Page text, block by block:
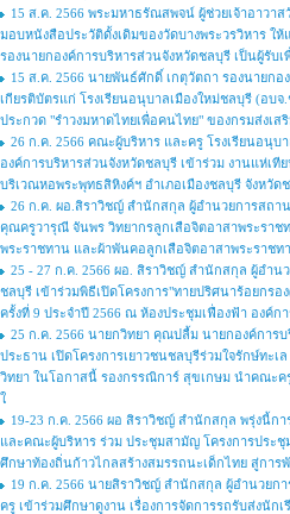
15 ส.ค. 2566 พระมหาธรัณสพจน์ ผู้ช่วยเจ้าอาวา
มอบหนังสือประวัติดั้งเดิมของวัดบางพระวรวิหาร ใ
รองนายกองค์การบริหารส่วนจังหวัดชลบุรี เป็นผู้รับ
15 ส.ค. 2566 นายพันธ์ศักดิ์ เกตุวัตถา รองนายก
เกียรติบัตรแก่ โรงเรียนอนุบาลเมืองใหม่ชลบุรี (อบ
ประกวด "รำวงมหาดไทยเพื่อคนไทย" ของกรมส่งเ
26 ก.ค. 2566 คณะผู้บริหาร และครู โรงเรียนอนุบ
องค์การบริหารส่วนจังหวัดชลบุรี เข้าร่วม งานแห่เ
บริเวณหอพระพุทธสิหิงค์ฯ อำเภอเมืองชลบุรี จังหวัด
26 ก.ค. ผอ.สิราวิชญ์ สำนักสกุล ผู้อำนวยการสถา
คุณครูวารุณี จันพร วิทยากรลูกเสือจิตอาสาพระราช
พระราชทาน และผ้าพันคอลูกเสือจิตอาสาพระราชท
25 - 27 ก.ค. 2566 ผอ. สิราวิชญ์ สำนักสกุล ผู้อำน
ชลบุรี เข้าร่วมพิธีเปิดโครงการ"ทายปริศนาร้อยกร
ครั้งที่ 9 ประจำปี 2566 ณ ห้องประชุมเฟื่องฟ้า องค์ก
25 ก.ค. 2566 นายกวิทยา คุณปลื้ม นายกองค์การ
ประธาน เปิดโครงการเยาวชนชลบุรีร่วมใจรักษ์ทะ
วิทยา ในโอกาสนี้ รองกรรณิการ์ สุขเกษม นำคณะค
ใ
19-23 ก.ค. 2566 ผอ สิราวิชญ์ สำนักสกุล พรุ่งนี้ก
และคณะผู้บริหาร ร่วม ประชุมสามัญ โครงการประชุ
ศึกษาท้องถิ่นก้าวไกลสร้างสมรรถนะเด็กไทย สู่กา
19 ก.ค. 2566 นายสิราวิชญ์ สำนักสกุล ผู้อำนวยก
ครู เข้าร่วมศึกษาดูงาน เรื่องการจัดการรถรับส่งนัก